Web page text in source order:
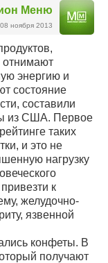
Меню
08 ноября 2013
отнимают
энергию и
состояние
составили
из США. Первое
таких
и это не
нагрузку
к
желудочно-
язвенной
конфеты. В
получают